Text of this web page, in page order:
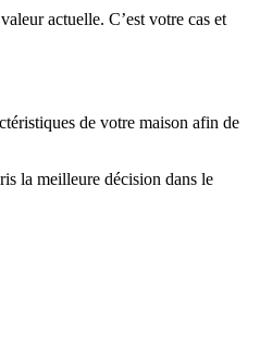
actuelle. C’est votre cas et
de votre maison afin de
la meilleure décision dans le